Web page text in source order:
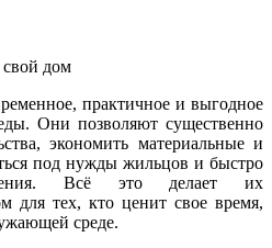
дом
практичное и выгодное
Они позволяют существенно
экономить материальные и
под нужды жильцов и быстро
Всё это делает их
для тех, кто ценит свое время,
среде.